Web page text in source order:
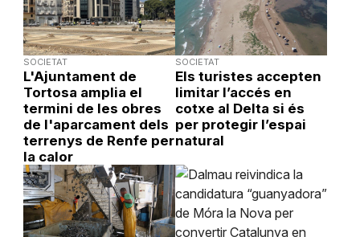
SOCIETAT
L'Ajuntament de
Tortosa amplia el
termini de les obres
de l'aparcament dels
terrenys de Renfe per
la calor
SOCIETAT
Els turistes accepten
limitar l’accés en
cotxe al Delta si és
per protegir l’espai
natural